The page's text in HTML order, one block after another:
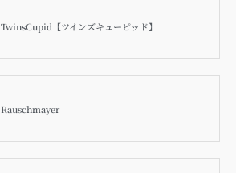
TwinsCupid【ツインズキューピッド】
Rauschmayer